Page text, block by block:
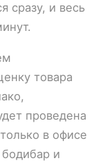
сразу, и весь
товара
проведена
в офисе
и